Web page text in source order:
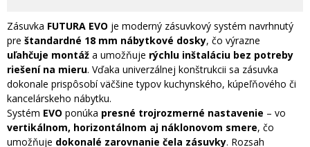
Zásuvka FUTURA EVO je moderný zásuvkový systém navrhnutý
pre štandardné 18 mm nábytkové dosky, čo výrazne
uľahčuje montáž a umožňuje rýchlu inštaláciu bez potreby
riešení na mieru. Vďaka univerzálnej konštrukcii sa zásuvka
dokonale prispôsobí väčšine typov kuchynského, kúpeľňového či
kancelárskeho nábytku.
Systém EVO ponúka presné trojrozmerné nastavenie – vo
vertikálnom, horizontálnom aj náklonovom smere, čo
umožňuje dokonalé zarovnanie čela zásuvky. Rozsah